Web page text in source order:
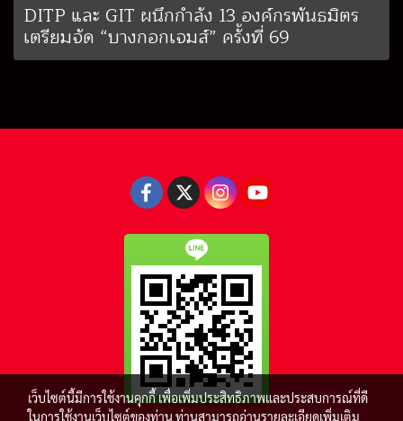
DITP และ GIT ผนึกกำลัง 13 องค์กรพันธมิตร
เตรียมจัด “บางกอกเจมส์” ครั้งที่ 69
เว็บไซต์นี้มีการใช้งานคุกกี้ เพื่อเพิ่มประสิทธิภาพและประสบการณ์ที่ดี
ในการใช้งานเว็บไซต์ของท่าน ท่านสามารถอ่านรายละเอียดเพิ่มเติม